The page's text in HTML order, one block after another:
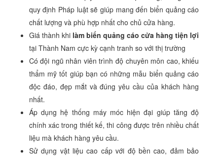
quy định Pháp luật sẽ giúp mang đến biển quảng cáo
chất lượng và phù hợp nhất cho chủ cửa hàng.
Giá thành khi làm biển quảng cáo cửa hàng tiện lợi
tại Thành Nam cực kỳ cạnh tranh so với thị trường
Có đội ngũ nhân viên trình độ chuyên môn cao, khiếu
thẩm mỹ tốt giúp bạn có những mẫu biển quảng cáo
độc đáo, đẹp mắt và đúng yêu cầu của khách hàng
nhất.
Áp dụng hệ thống máy móc hiện đại giúp tăng độ
chính xác trong thiết kế, thi công được trên nhiều chất
liệu mà khách hàng yêu cầu.
Sử dụng vật liệu cao cấp với độ bền cao, đảm bảo